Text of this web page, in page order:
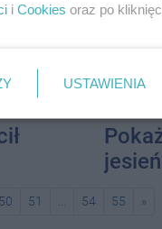
50 51 54 55 »
i Cookies oraz po
USTAWIENIA